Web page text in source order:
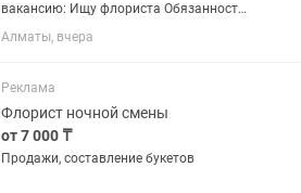
вакансию: Ищу флориста Обязанности:
- сборка букетов и композиций -
оформление витрины - поддержание
Алматы, вчера
Реклама
Флорист ночной смены
от 7 000 ₸
Продажи, составление букетов